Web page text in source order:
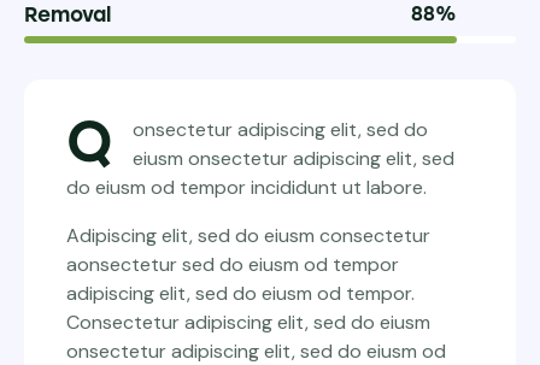
Removal 88%
Q
onsectetur adipiscing elit, sed do
eiusm onsectetur adipiscing elit, sed
do eiusm od tempor incididunt ut labore.
Adipiscing elit, sed do eiusm consectetur
aonsectetur sed do eiusm od tempor
adipiscing elit, sed do eiusm od tempor.
Consectetur adipiscing elit, sed do eiusm
onsectetur adipiscing elit, sed do eiusm od